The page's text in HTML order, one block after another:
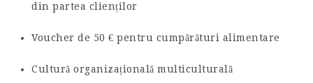
din partea clienților
Voucher de 50 € pentru cumpărături alimentare
Cultură organizațională multiculturală